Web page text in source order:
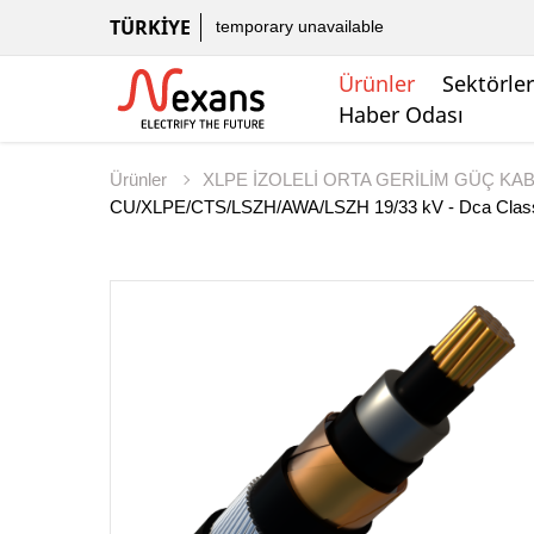
TÜRKIYE temporary unavailable
Ürünler
Sektörler
Haber Odası
Ürünler XLPE İZOLELİ ORTA GERİLİM GÜÇ